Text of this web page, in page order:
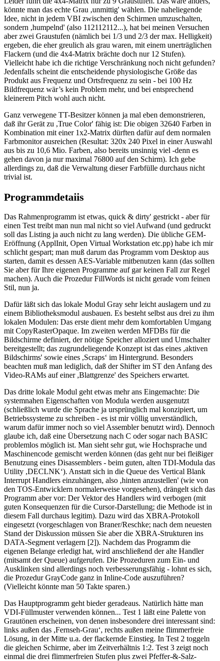
könnte man das echte Grau ,unmittig' wählen. Die naheliegende
Idee, nicht in jedem VBI zwischen den Schirmen umzuschalten,
sondern ,humpelnd' (also 112112112...), hat bei meinen Versuchen
aber zwei Graustufen (nämlich bei 1/3 und 2/3 der max. Helligkeit)
ergeben, die eher greulich als grau waren, mit einem unerträglichen
Flackern (und die 4x4-Matrix brächte doch nur 12 Stufen).
Vielleicht habe ich die richtige Verschränkung noch nicht gefunden?
Jedenfalls scheint die entscheidende physiologische Größe das
Produkt aus Frequenz und Ortsfrequenz zu sein - bei 100 Hz
Bildfrequenz wär’s kein Problem mehr, und bei entsprechend
kleinerem Pitch wohl auch nicht.
Ganz verwegene TT-Besitzer können ja mal eben demonstrieren,
daß ihr Gerät zu ,True Color' fähig ist: Die obigen 32640 Farben in
Kombination mit einer 1x2-Matrix dürften dafür auf dem normalen
Farbmonitor ausreichen (Resultat: 320x 240 Pixel in einer Auswahl
aus bis zu 10,6 Mio. Farben, also bereits unsinnig viel -denn es
gehen davon ja nur maximal 76800 auf den Schirm). Ich gebe
allerdings zu, daß die Verwaltung dieser Farbfülle durchaus nicht
trivial ist.
Programmdetaiis
Das Rahmenprogramm ist etwas, quick & dirty' gestrickt - aber für
einen Test treibt man nun mal nicht so viel Aufwand (und gedruckt
soll das Listing ja auch nicht zu lang werden). Die übliche GEM-
Eröffnung (ApplInit, Open Virtual Workstation etc.pp) habe ich mir
schlicht gespart; man muß darum das Programm vom Desktop aus
starten, damit es dessen AES-Variable mitbenutzen kann (das sollten
Sie aber für Ihre eigenen Programme auf gar keinen Fall zur Regel
machen). Auch die Prozedur FillWords ist nicht gerade vom feinen
Stil, nun ja.
Dafür läßt sich das lokale Modul Gray sehr leicht auslagern und zu
einem Bibliotheksmodul ausbauen. Es besteht selbst aus drei zu ihm
lokalen Modulen: Das erste dient mehr dem komfortablen Umgang
mit CopyRasterOpaque. Im zweiten werden MFDBs für die
Bildschirme definiert, der nötige Speicher alloziert und Umschalter
bereitgestellt; das zugrundeliegende Konzept ist das eines ,aktiven
Bildschirms' sowie eines ,Scraps‘ im Hintergrund. Besonders
beachten muß man lediglich, daß der Shifter im ST den Anfang des
Video-RAMs auf einer ,Blattgrenze' des Speichers erwartet.
Das dritte lokale Modul geht etwas mehr ans Eingemachte: Die
systemnahen Eigenschaften von Modula werden ausgenutzt
(schließlich wurde die Sprache ja ursprünglich mal konzipiert, um
Betriebssysteme zu schreiben - es ist mir völlig unverständlich,
warum dafür immer noch so viel Assembler benutzt wird). Dennoch
glaube ich, daß eine Übersetzung nach C oder sogar nach BASIC
problemlos möglich ist. Man sieht sehr gut, wie Hochsprache und
Maschinencode gemischt werden können (das geht nur bei fleißiger
Benutzung eines Disassemblers - beim guten, alten TDI-Modula das
Utility ,DECLNK‘). Anstatt sich in die Queue des Vertical Blank
Interrupt Handlers einzuhängen, also ,hinten anzustellen' (wie von
den TOS-Entwicklern normalerweise vorgesehen), drängelt sich das
Programm aber vor: Der Vektor des Handlers wird verbogen (mit
guten Konsequenzen für die Cursor-Darstellung; die Methode ist in
diesem Fall durchaus legitim). Dazu wird das XBRA-Protokoll
eingesetzt (vorgeschlagen von Braner/Reschke; nach dem neuesten
Stand der Diskussion müssen Sie aber die XBRA-Strukturen ins
DATA-Segment verlagern [2]). Nachdem das Programm die
eigenen Belange erledigt hat, wird anschließend der alte Handler
(mitsamt der Queue) aufgerufen. Die Prozeduren zum Ein- und
Ausklinken sind allerdings noch verbesserungsfähig - lohnt es sich,
die Prozedur GrayCode ganz in Inline-Code auszuführen?
(Vielleicht könnte man 50 Takte sparen.)
Das Hauptprogramm geht bieder geradeaus. Natürlich hätte man
VDI-Füllmuster verwenden können... Test 1 läßt eine Palette von
Grautönen erscheinen, von denen insbesondere drei interessant sind:
links außen das ,Fernseh-Grau‘, rechts außen meine flimmerfreie
Lösung, in der Mitte u.a. der flackernde Einstieg. In Test 2 toggeln
die gleichen Schirme, aber im Zeitverhältnis 1:2. Test 3 zeigt noch
einmal die drei flimmerfreien Stufen plus zwei Pfeffer-&-Salz-